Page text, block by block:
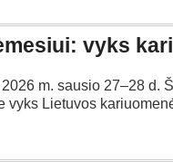
vyks
m. sausio 27–28 d.
vyks Lietuvos